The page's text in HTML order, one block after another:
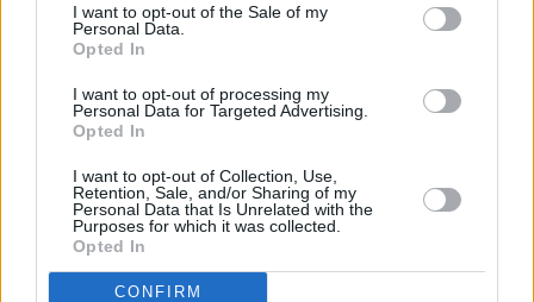
I want to opt-out of the Sale of my
Personal Data.
Opted In
I want to opt-out of processing my
Personal Data for Targeted Advertising.
Opted In
I want to opt-out of Collection, Use,
Retention, Sale, and/or Sharing of my
Personal Data that Is Unrelated with the
Purposes for which it was collected.
Opted In
CONFIRM